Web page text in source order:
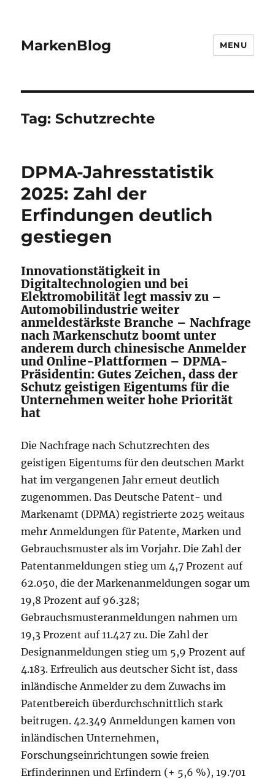
MarkenBlog MENU
Tag:Schutzrechte
DPMA-Jahresstatistik
2025: Zahl der
Erfindungen deutlich
gestiegen
Innovationstätigkeit in
Digitaltechnologien und bei
Elektromobilität legt massiv zu –
Automobilindustrie weiter
anmeldestärkste Branche – Nachfrage
nach Markenschutz boomt unter
anderem durch chinesische Anmelder
und Online-Plattformen – DPMA-
Präsidentin: Gutes Zeichen, dass der
Schutz geistigen Eigentums für die
Unternehmen weiter hohe Priorität
hat
Die Nachfrage nach Schutzrechten des
geistigen Eigentums für den deutschen Markt
hat im vergangenen Jahr erneut deutlich
zugenommen. Das Deutsche Patent- und
Markenamt (DPMA) registrierte 2025 weitaus
mehr Anmeldungen für Patente, Marken und
Gebrauchsmuster als im Vorjahr. Die Zahl der
Patentanmeldungen stieg um 4,7 Prozent auf
62.050, die der Markenanmeldungen sogar um
19,8 Prozent auf 96.328;
Gebrauchsmusteranmeldungen nahmen um
19,3 Prozent auf 11.427 zu. Die Zahl der
Designanmeldungen stieg um 5,9 Prozent auf
4.183. Erfreulich aus deutscher Sicht ist, dass
inländische Anmelder zu dem Zuwachs im
Patentbereich überdurchschnittlich stark
beitrugen. 42.349 Anmeldungen kamen von
inländischen Unternehmen,
Forschungseinrichtungen sowie freien
Erfinderinnen und Erfindern (+ 5,6 %), 19.701